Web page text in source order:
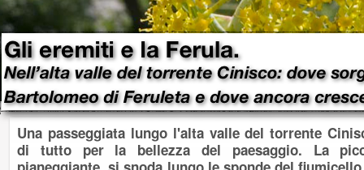
Una passeggiata lungo l'alta valle del torrente
di tutto per la bellezza del paesaggio. La